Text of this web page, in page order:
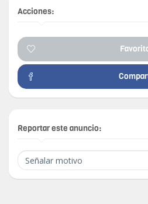
Acciones:
Reportar este anuncio: